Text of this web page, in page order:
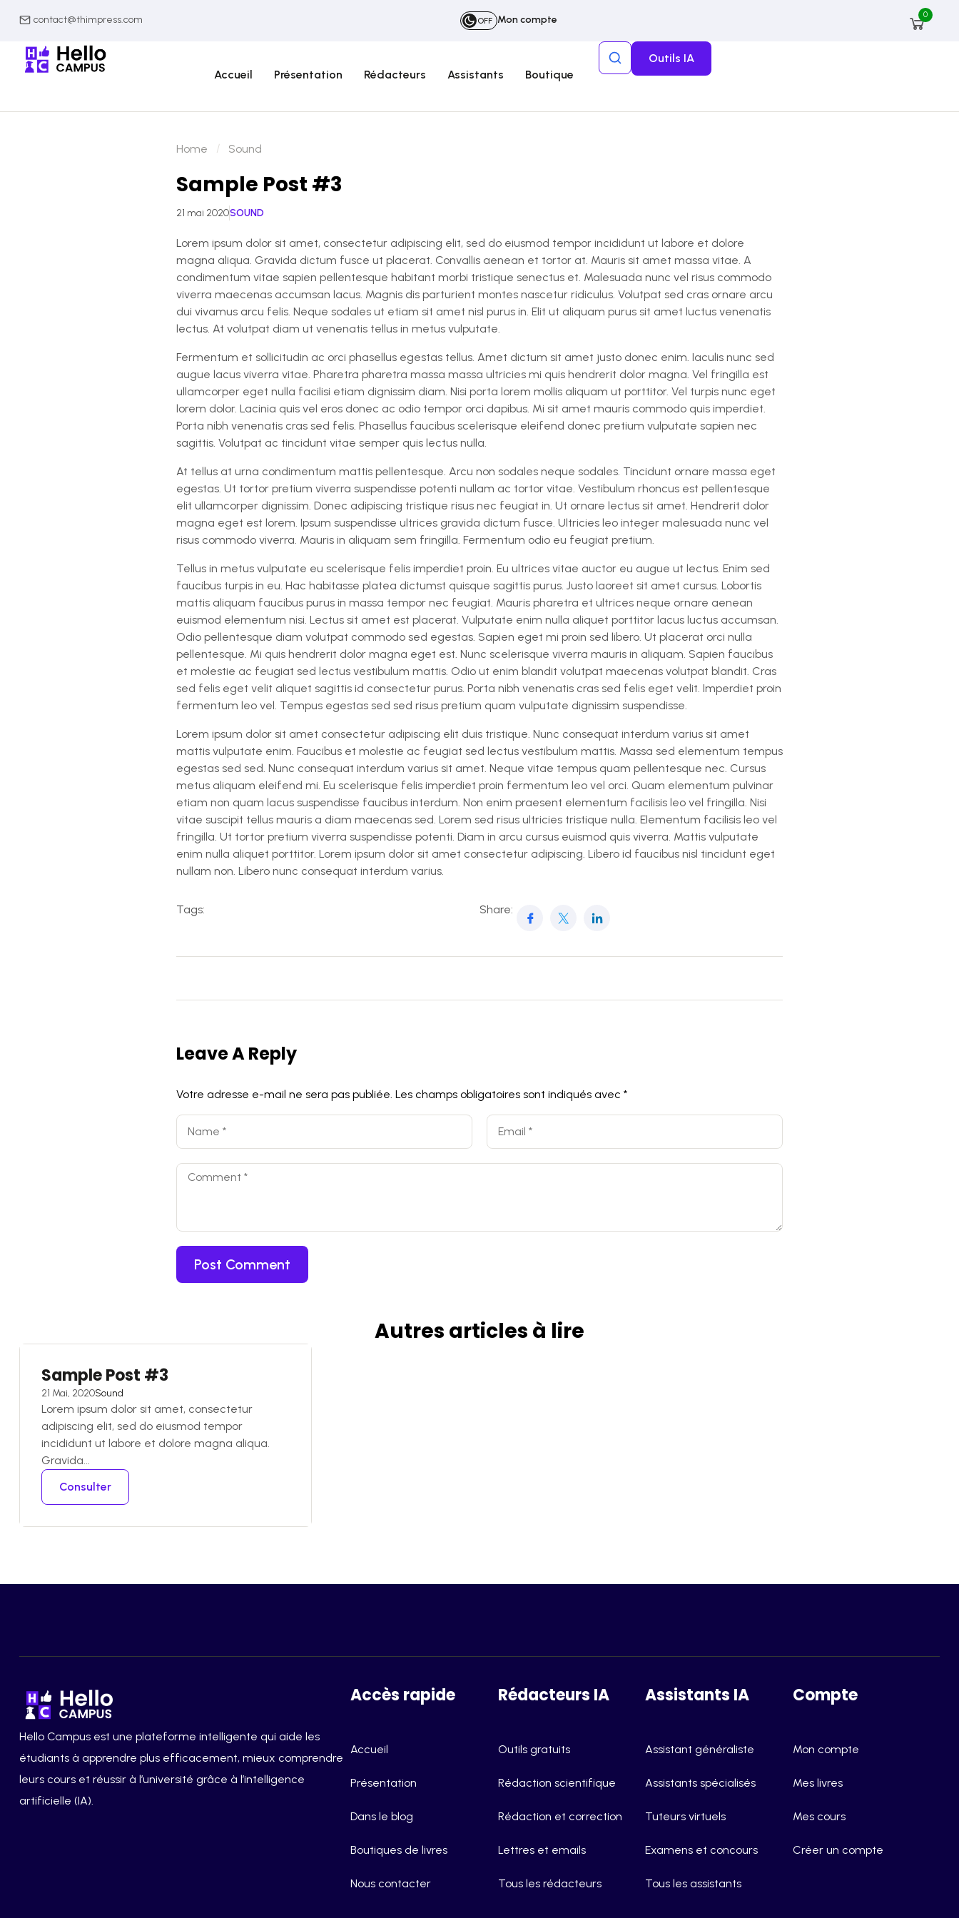
contact@thimpress.com OFF Mon compte 0
Accueil Présentation Rédacteurs Assistants Boutique
Outils IA
Home Sound
Sample Post #3
21 mai 2020SOUND
Lorem ipsum dolor sit amet, consectetur adipiscing elit, sed do eiusmod tempor incididunt ut labore et dolore
magna aliqua. Gravida dictum fusce ut placerat. Convallis aenean et tortor at. Mauris sit amet massa vitae. A
condimentum vitae sapien pellentesque habitant morbi tristique senectus et. Malesuada nunc vel risus commodo
viverra maecenas accumsan lacus. Magnis dis parturient montes nascetur ridiculus. Volutpat sed cras ornare arcu
dui vivamus arcu felis. Neque sodales ut etiam sit amet nisl purus in. Elit ut aliquam purus sit amet luctus venenatis
lectus. At volutpat diam ut venenatis tellus in metus vulputate.
Fermentum et sollicitudin ac orci phasellus egestas tellus. Amet dictum sit amet justo donec enim. Iaculis nunc sed
augue lacus viverra vitae. Pharetra pharetra massa massa ultricies mi quis hendrerit dolor magna. Vel fringilla est
ullamcorper eget nulla facilisi etiam dignissim diam. Nisi porta lorem mollis aliquam ut porttitor. Vel turpis nunc eget
lorem dolor. Lacinia quis vel eros donec ac odio tempor orci dapibus. Mi sit amet mauris commodo quis imperdiet.
Porta nibh venenatis cras sed felis. Phasellus faucibus scelerisque eleifend donec pretium vulputate sapien nec
sagittis. Volutpat ac tincidunt vitae semper quis lectus nulla.
At tellus at urna condimentum mattis pellentesque. Arcu non sodales neque sodales. Tincidunt ornare massa eget
egestas. Ut tortor pretium viverra suspendisse potenti nullam ac tortor vitae. Vestibulum rhoncus est pellentesque
elit ullamcorper dignissim. Donec adipiscing tristique risus nec feugiat in. Ut ornare lectus sit amet. Hendrerit dolor
magna eget est lorem. Ipsum suspendisse ultrices gravida dictum fusce. Ultricies leo integer malesuada nunc vel
risus commodo viverra. Mauris in aliquam sem fringilla. Fermentum odio eu feugiat pretium.
Tellus in metus vulputate eu scelerisque felis imperdiet proin. Eu ultrices vitae auctor eu augue ut lectus. Enim sed
faucibus turpis in eu. Hac habitasse platea dictumst quisque sagittis purus. Justo laoreet sit amet cursus. Lobortis
mattis aliquam faucibus purus in massa tempor nec feugiat. Mauris pharetra et ultrices neque ornare aenean
euismod elementum nisi. Lectus sit amet est placerat. Vulputate enim nulla aliquet porttitor lacus luctus accumsan.
Odio pellentesque diam volutpat commodo sed egestas. Sapien eget mi proin sed libero. Ut placerat orci nulla
pellentesque. Mi quis hendrerit dolor magna eget est. Nunc scelerisque viverra mauris in aliquam. Sapien faucibus
et molestie ac feugiat sed lectus vestibulum mattis. Odio ut enim blandit volutpat maecenas volutpat blandit. Cras
sed felis eget velit aliquet sagittis id consectetur purus. Porta nibh venenatis cras sed felis eget velit. Imperdiet proin
fermentum leo vel. Tempus egestas sed sed risus pretium quam vulputate dignissim suspendisse.
Lorem ipsum dolor sit amet consectetur adipiscing elit duis tristique. Nunc consequat interdum varius sit amet
mattis vulputate enim. Faucibus et molestie ac feugiat sed lectus vestibulum mattis. Massa sed elementum tempus
egestas sed sed. Nunc consequat interdum varius sit amet. Neque vitae tempus quam pellentesque nec. Cursus
metus aliquam eleifend mi. Eu scelerisque felis imperdiet proin fermentum leo vel orci. Quam elementum pulvinar
etiam non quam lacus suspendisse faucibus interdum. Non enim praesent elementum facilisis leo vel fringilla. Nisi
vitae suscipit tellus mauris a diam maecenas sed. Lorem sed risus ultricies tristique nulla. Elementum facilisis leo vel
fringilla. Ut tortor pretium viverra suspendisse potenti. Diam in arcu cursus euismod quis viverra. Mattis vulputate
enim nulla aliquet porttitor. Lorem ipsum dolor sit amet consectetur adipiscing. Libero id faucibus nisl tincidunt eget
nullam non. Libero nunc consequat interdum varius.
Tags: Share:
Leave A Reply
Votre adresse e-mail ne sera pas publiée. Les champs obligatoires sont indiqués avec *
Autres articles à lire
Sample Post #3
21 Mai, 2020Sound
Lorem ipsum dolor sit amet, consectetur
adipiscing elit, sed do eiusmod tempor
incididunt ut labore et dolore magna aliqua.
Gravida...
Consulter
Hello Campus est une plateforme intelligente qui aide les
étudiants à apprendre plus efficacement, mieux comprendre
leurs cours et réussir à l’université grâce à l’intelligence
artificielle (IA).
Accès rapide
Accueil
Présentation
Dans le blog
Boutiques de livres
Nous contacter
Rédacteurs IA
Outils gratuits
Rédaction scientifique
Rédaction et correction
Lettres et emails
Tous les rédacteurs
Assistants IA
Assistant généraliste
Assistants spécialisés
Tuteurs virtuels
Examens et concours
Tous les assistants
Compte
Mon compte
Mes livres
Mes cours
Créer un compte